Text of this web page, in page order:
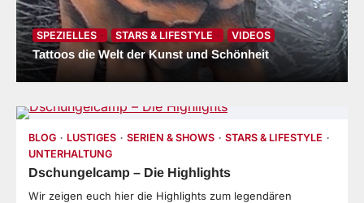
SPEZIELLES STARS & LIFESTYLE VIDEOS
Tattoos die Welt der Kunst und Schönheit
BLOG LUSTIGES SERIEN & SHOWS
STARS & LIFESTYLE
UNTERHALTUNG
Dschungelcamp – Die Highlights
Wir zeigen euch hier die Highlights zum legendären